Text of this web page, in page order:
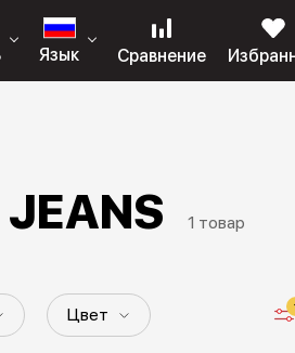
Язык Сравнение
1 товар
Цвет